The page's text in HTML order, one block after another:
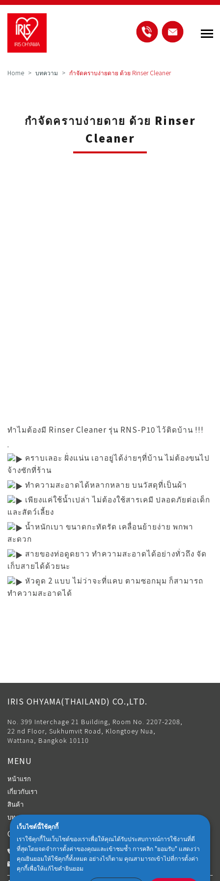
Home บทความ กำจัดคราบง่ายดาย ด้วย Rinser Cleaner
กำจัดคราบง่ายดาย ด้วย Rinser
Cleaner
ทำไมต้องมี Rinser Cleaner รุ่น RNS-P10 ไว้ติดบ้าน !!!
.
คราบเลอะ ฝั่งแน่น เอาอยู่ได้ง่ายๆที่บ้าน ไม่ต้องขนไป
จ้างซักที่ร้าน
ทำความสะอาดได้หลากหลาย บนวัสดุที่เป็นผ้า
เพียงแค่ใช้น้ำเปล่า ไม่ต้องใช้สารเคมี ปลอดภัยต่อเด็ก
และสัตว์เลี้ยง
น้ำหนักเบา ขนาดกะทัดรัด เคลื่อนย้ายง่าย พกพา
สะดวก
สายของท่อดูดยาว ทำความสะอาดได้อย่างทั่วถึง จัด
เก็บสายได้ด้วยนะ
หัวดูด 2 แบบ ไม่ว่าจะที่แคบ ตามซอกมุม ก็สามารถ
ทำความสะอาดได้
IRIS OHYAMA(THAILAND) CO.,LTD.
No. 399 Interchage 21 Building, Room No. 2207-2208,
22 nd Floor, Sukhumvit Road, Klongtoey Nua,
Wattana, Bangkok 10110
MENU
หน้าแรก
เกี่ยวกับเรา
สินค้า
บทความ
CONTACT
Customer Center: 02-018-6102
iris-thailand.official@irisohyama.co.jp
เว็บไซต์นี้ใช้คุกกี้
เราใช้คุกกี้ในเว็บไซต์ของเราเพื่อให้คุณได้รับประสบการณ์การใช้งานที่ดี
ที่สุดโดยจดจำการตั้งค่าของคุณและเข้าชมซ้ำ การคลิก "ยอมรับ" แสดงว่า
คุณยินยอมให้ใช้คุกกี้ทั้งหมด อย่างไรก็ตาม คุณสามารถเข้าไปที่การตั้งค่า
คุกกี้เพื่อให้แก้ไขคำยินยอม